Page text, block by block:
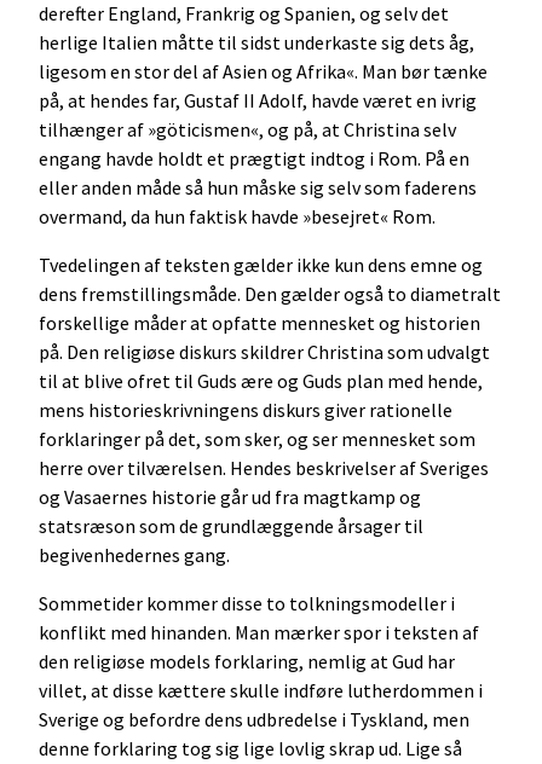
derefter England, Frankrig og Spanien, og selv det
herlige Italien måtte til sidst underkaste sig dets åg,
ligesom en stor del af Asien og Afrika«. Man bør tænke
på, at hendes far, Gustaf II Adolf, havde været en ivrig
tilhænger af »göticismen«, og på, at Christina selv
engang havde holdt et prægtigt indtog i Rom. På en
eller anden måde så hun måske sig selv som faderens
overmand, da hun faktisk havde »besejret« Rom.
Tvedelingen af teksten gælder ikke kun dens emne og
dens fremstillingsmåde. Den gælder også to diametralt
forskellige måder at opfatte mennesket og historien
på. Den religiøse diskurs skildrer Christina som udvalgt
til at blive ofret til Guds ære og Guds plan med hende,
mens historieskrivningens diskurs giver rationelle
forklaringer på det, som sker, og ser mennesket som
herre over tilværelsen. Hendes beskrivelser af Sveriges
og Vasaernes historie går ud fra magtkamp og
statsræson som de grundlæggende årsager til
begivenhedernes gang.
Sommetider kommer disse to tolkningsmodeller i
konflikt med hinanden. Man mærker spor i teksten af
den religiøse models forklaring, nemlig at Gud har
villet, at disse kættere skulle indføre lutherdommen i
Sverige og befordre dens udbredelse i Tyskland, men
denne forklaring tog sig lige lovlig skrap ud. Lige så